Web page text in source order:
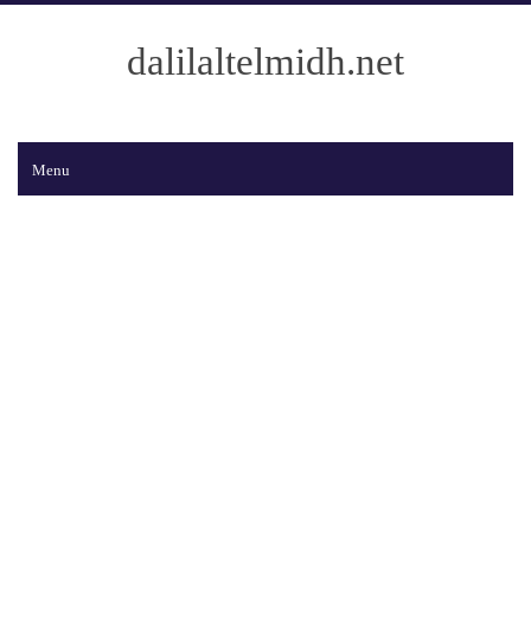
dalilaltelmidh.net
Menu